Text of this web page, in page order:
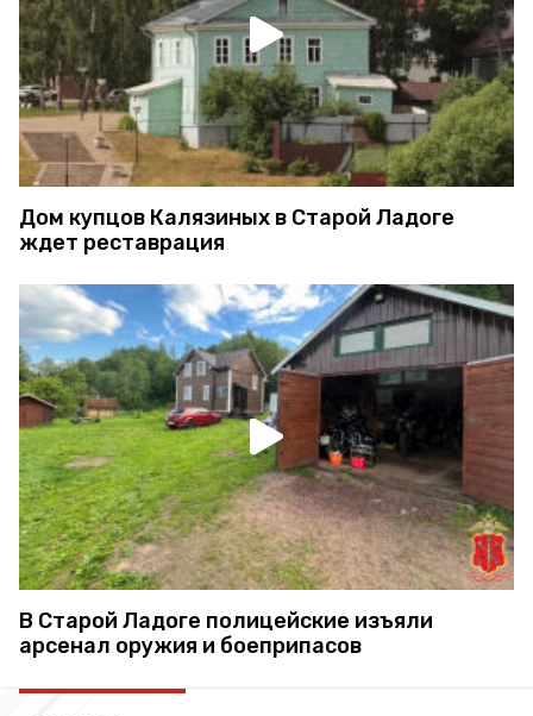
Дом купцов Калязиных в Старой Ладоге
ждет реставрация
В Старой Ладоге полицейские изъяли
арсенал оружия и боеприпасов